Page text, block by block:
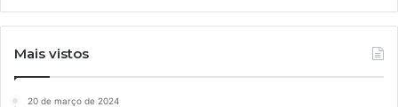
Mais vistos
20 de março de 2024